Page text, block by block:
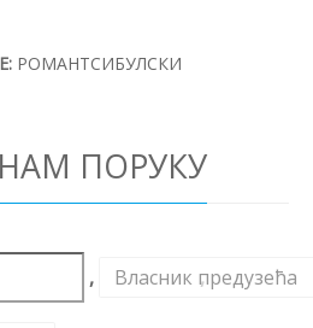
РОМАНТСИБУЛСКИ
ПОРУКУ
, Власник предузећа
,